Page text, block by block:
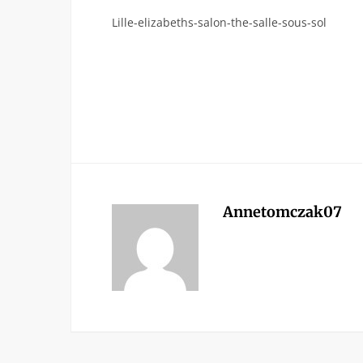
Lille-elizabeths-salon-the-salle-sous-sol
Annetomczak07